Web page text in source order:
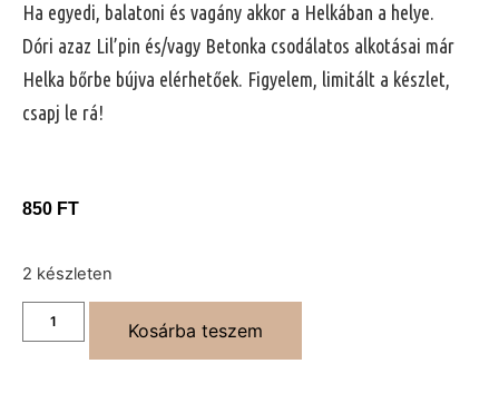
Ha egyedi, balatoni és vagány akkor a Helkában a helye.
Dóri azaz Lil’pin és/vagy Betonka csodálatos alkotásai már
Helka bőrbe bújva elérhetőek. Figyelem, limitált a készlet,
csapj le rá!
850 FT
2 készleten
Kosárba teszem